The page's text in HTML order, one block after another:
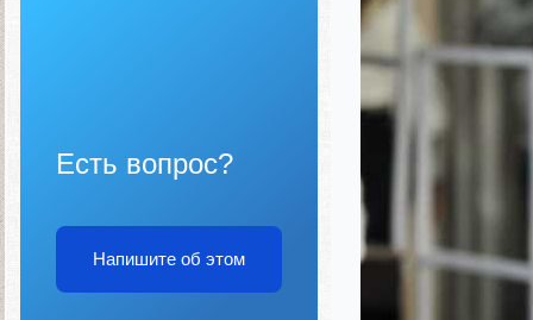
Есть вопрос?
Напишите об этом